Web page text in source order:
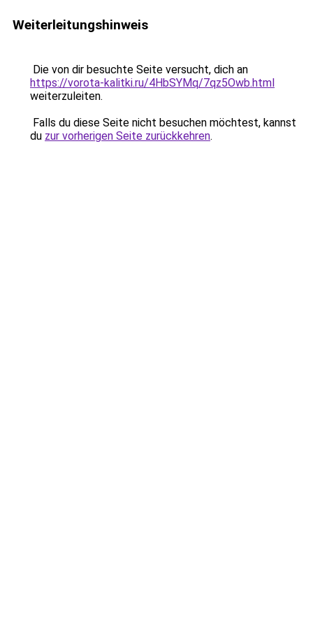
Weiterleitungshinweis
Die von dir besuchte Seite versucht, dich an
https://vorota-kalitki.ru/4HbSYMq/7qz5Owb.html
weiterzuleiten.
Falls du diese Seite nicht besuchen möchtest, kannst
du zur vorherigen Seite zurückkehren.